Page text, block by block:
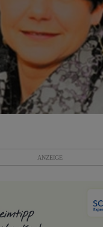
ANZEIGE